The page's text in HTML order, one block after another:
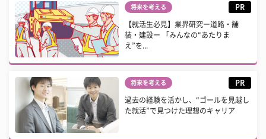
将来を考える PR
【就活生必見】業界研究ー道路・舗
装・建設ー 「みんなの“あたりま
え”を...
将来を考える PR
過去の経験を活かし、“ゴールを見越し
た就活”で見つけた理想のキャリア